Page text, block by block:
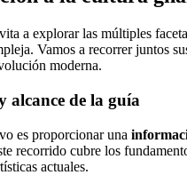
a explorar las múltiples
Vamos a recorrer juntos
moderna.
alcance de la guía
es proporcionar una
recorrido cubre los
actuales.